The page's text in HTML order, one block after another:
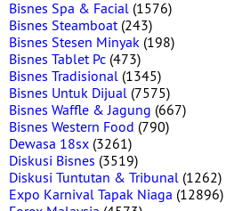
Bisnes Spa & Facial (1576)
Bisnes Steamboat(243)
Bisnes Stesen Minyak (198)
Bisnes Tablet Pc (473)
Bisnes Tradisional (1345)
Bisnes Untuk Dijual (7575)
Bisnes Waffle & Jagung (667)
Bisnes Western Food (790)
Dewasa 18sx (3261)
Diskusi Bisnes (3519)
Diskusi Tuntutan & Tribunal (1262)
Expo Karnival Tapak Niaga (12896)